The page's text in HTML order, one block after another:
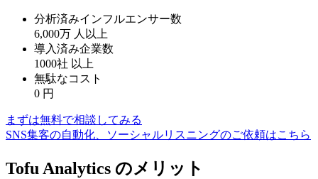
分析済みインフルエンサー数
6,000万 人以上
導入済み企業数
1000社 以上
無駄なコスト
0 円
まずは無料で相談してみる
SNS集客の自動化、ソーシャルリスニングのご依頼はこちら
Tofu Analytics のメリット